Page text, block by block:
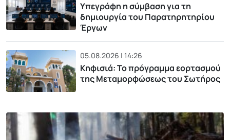
Υπεγράφη η σύμβαση για τη
δημιουργία του Παρατηρητηρίου
Έργων
05.08.2026 | 14:26
Κηφισιά: Το πρόγραμμα εορτασμού
της Μεταμορφώσεως του Σωτήρος